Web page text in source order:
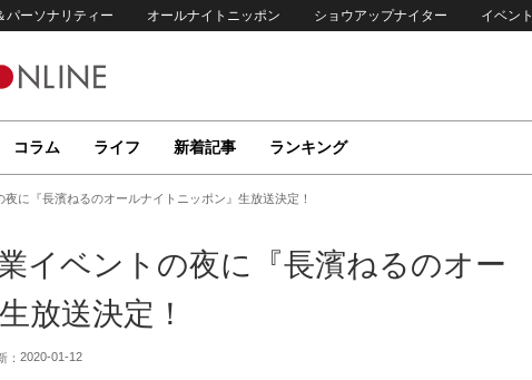
パーソナリティー オールナイトニッポン ショウアップナイター イベント
コラム ライフ 新着記事 ランキング
に『長濱ねるのオールナイトニッポン』生放送決定！
イベントの夜に『長濱ねるのオー
放送決定！
： 2020-01-12